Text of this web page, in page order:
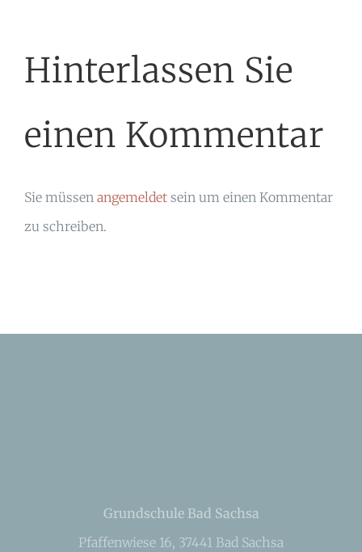
Hinterlassen Sie
einen Kommentar
Sie müssen angemeldet sein um einen Kommentar
zu schreiben.
Grundschule Bad Sachsa
Pfaffenwiese 16, 37441 Bad Sachsa